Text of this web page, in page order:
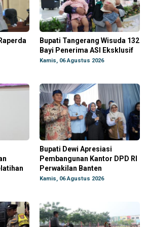
Bupati Tangerang Wisuda 132
Bayi Penerima ASI Eksklusif
Kamis, 06 Agustus 2026
Bupati Dewi Apresiasi
Pembangunan Kantor DPD RI
Perwakilan Banten
Kamis, 06 Agustus 2026